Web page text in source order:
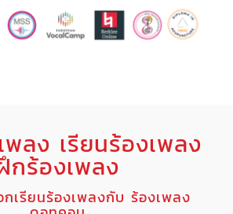
ลง เรียนร้องเพลง
กร้องเพลง
กเรียนร้องเพลงกับ ร้องเพลง